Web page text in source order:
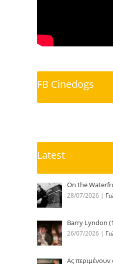
FB Cinedogs
Latest
On the
28/07/2026 |
Barry Lyndon
26/07/2026 |
Ας περιμένουν